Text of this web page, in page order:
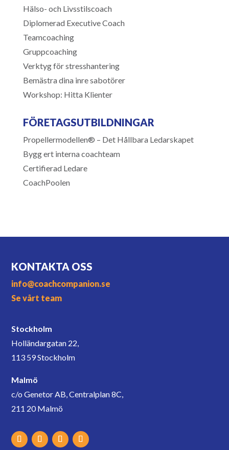
Hälso- och Livsstilscoach
Diplomerad Executive Coach
Teamcoaching
Gruppcoaching
Verktyg för stresshantering
Bemästra dina inre sabotörer
Workshop: Hitta Klienter
FÖRETAGSUTBILDNINGAR
Propellermodellen® – Det Hållbara Ledarskapet
Bygg ert interna coachteam
Certifierad Ledare
CoachPoolen
KONTAKTA OSS
info@coachcompanion.se
Se vårt team
Stockholm
Holländargatan 22,
113 59 Stockholm
Malmö
c/o Genetor AB, Centralplan 8C,
211 20 Malmö